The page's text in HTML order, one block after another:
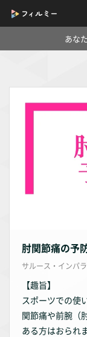
あな
肘関節痛の予
サルース・インパ
【趣旨】
スポーツでの使
関節痛や前腕（
ある方はおられ